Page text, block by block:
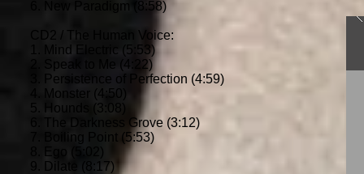
6. New Paradigm (8:58)
CD2 / The Human Voice:
1. Mind Electric (5:53)
2. Speak to Me (4:22)
3. Persistence of Perfection (4:59)
4. Monster (4:50)
5. Hounds (3:08)
6. The Darkness Grove (3:12)
7. Boiling Point (5:53)
8. Ego (5:02)
9. Dilate (8:17)